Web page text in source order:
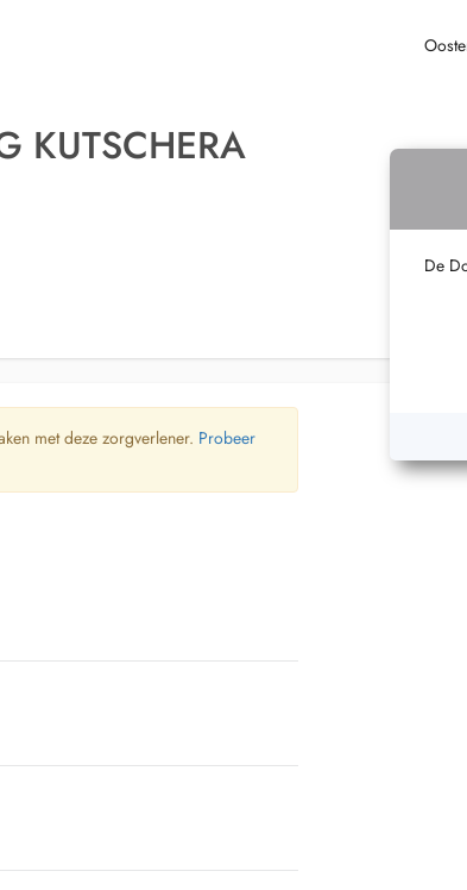
KUTSCHERA
De
met deze zorgverlener. Probeer